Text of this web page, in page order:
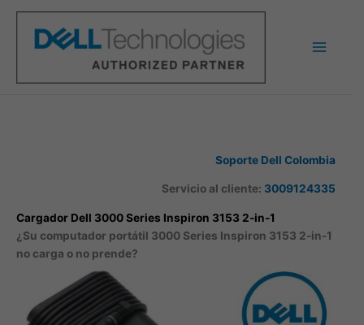
contenido
Soporte Dell Colombia
Servicio al cliente: 3009124335
Cargador Dell 3000 Series Inspiron 3153 2-in-1
¿Su computador portátil 3000 Series Inspiron 3153 2-in-1
no carga o no prende?